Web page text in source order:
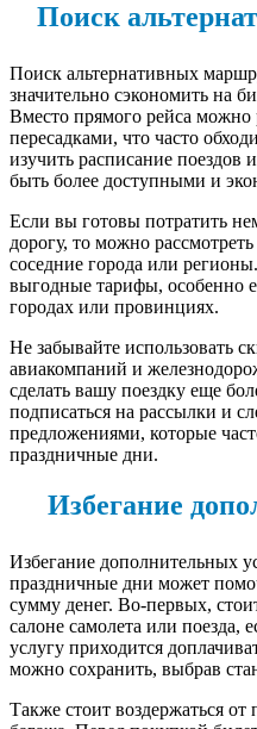
Поиск
Поиск альтернативных
значительно сэкономить на
Вместо прямого рейса можно
пересадками, что часто
изучить расписание поездов
быть более доступными и
Если вы готовы потратить
дорогу, то можно
соседние города или
выгодные тарифы, особенно
городах или провинциях.
Не забывайте использовать
авиакомпаний и
сделать вашу поездку еще
подписаться на рассылки и
предложениями, которые
праздничные дни.
Избегание
Избегание дополнительных
праздничные дни может
сумму денег. Во-первых,
салоне самолета или поезда,
услугу приходится
можно сохранить, выбрав
Также стоит воздержаться